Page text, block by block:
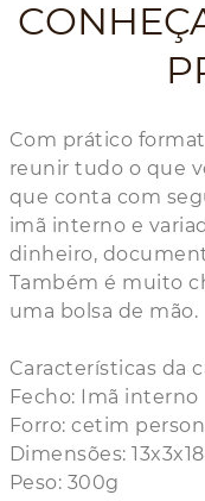
Com prático
reunir tudo o que
que conta com
imã interno e
dinheiro,
Também é muito
uma bolsa de mão.
Características da
Fecho: Imã interno
Forro: cetim
Dimensões:
Peso: 300g